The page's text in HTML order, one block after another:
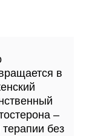
в
–
без